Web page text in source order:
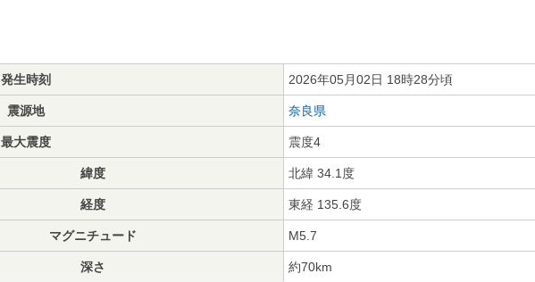
発生時刻 2026年05月02日 18時28分頃
震源地 奈良県
最大震度 震度4
緯度 北緯 34.1度
経度 東経 135.6度
マグニチュード M5.7
深さ 約70km